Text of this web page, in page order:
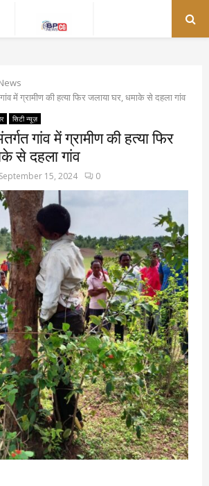
में ग्रामीण की हत्या फिर जलाया घर, धमाके से दहला गांव
सिटी न्यूज़
गांव में ग्रामीण की हत्या फिर
से दहला गांव
September 15, 2024 0